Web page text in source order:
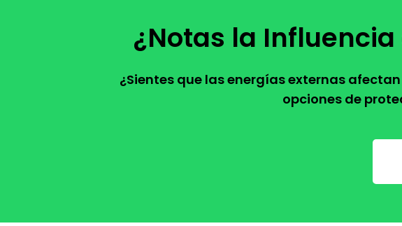
¿Notas la
¿Sientes que las energías externas
opciones de